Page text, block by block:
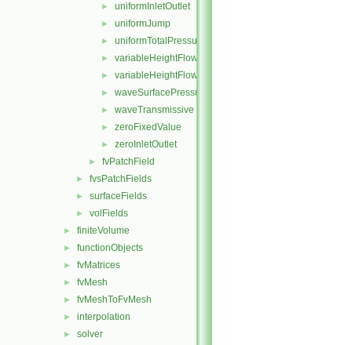
► uniformInletOutlet
► uniformJump
► uniformTotalPressure
► variableHeightFlowRate
► variableHeightFlowRateInletVelocity
► waveSurfacePressure
► waveTransmissive
► zeroFixedValue
► zeroInletOutlet
► fvPatchField
► fvsPatchFields
► surfaceFields
► volFields
► finiteVolume
► functionObjects
► fvMatrices
► fvMesh
► fvMeshToFvMesh
► interpolation
► solver